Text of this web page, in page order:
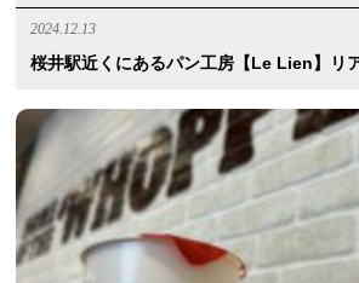
2024.12.13
桜井駅近くにあるパン工房【Le Lien】リ